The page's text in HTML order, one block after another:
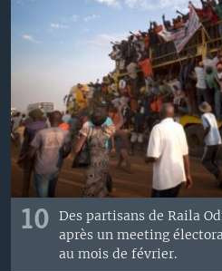
10
Des partisans de Raila
après un meeting
au mois de février.